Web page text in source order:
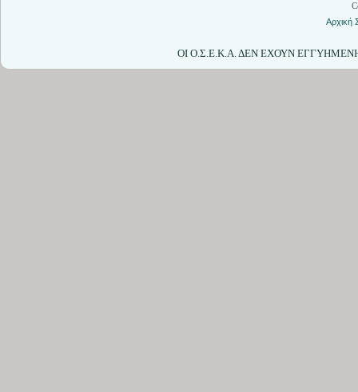
Αρχική
ΟΙ Ο.Σ.Ε.Κ.Α. ΔΕΝ ΕΧΟΥΝ